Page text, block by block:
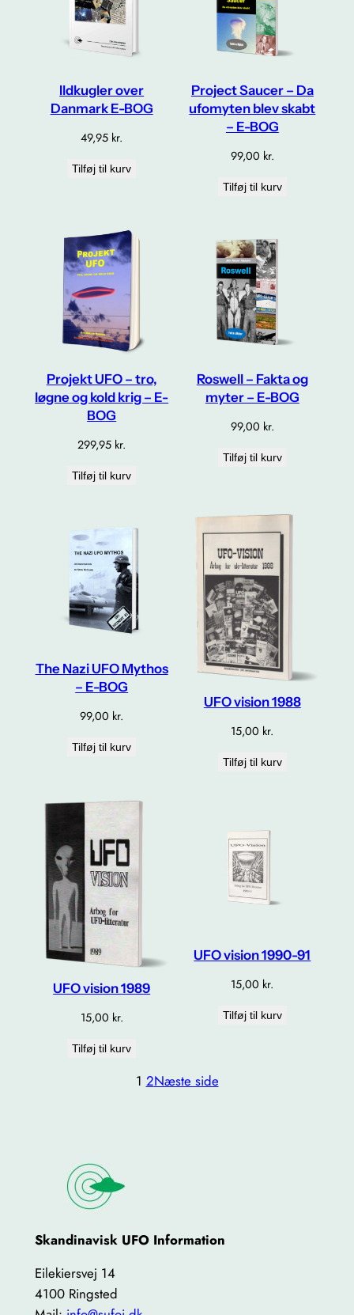
Ildkugler over
Danmark E-BOG
49,95 kr.
Tilføj til kurv
Project Saucer – Da
ufomyten blev skabt
– E-BOG
99,00 kr.
Tilføj til kurv
Projekt UFO – tro,
løgne og kold krig – E-
BOG
299,95 kr.
Tilføj til kurv
Roswell – Fakta og
myter – E-BOG
99,00 kr.
Tilføj til kurv
The Nazi UFO Mythos
– E-BOG
99,00 kr.
Tilføj til kurv
UFO vision 1988
15,00 kr.
Tilføj til kurv
UFO vision 1989
15,00 kr.
Tilføj til kurv
UFO vision 1990-91
15,00 kr.
Tilføj til kurv
1 2Næste side
Skandinavisk UFO Information
Eilekiersvej 14
4100 Ringsted